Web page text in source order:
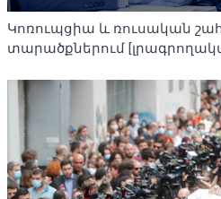
Կոռուպցիա և ռուսական
տարածքներում